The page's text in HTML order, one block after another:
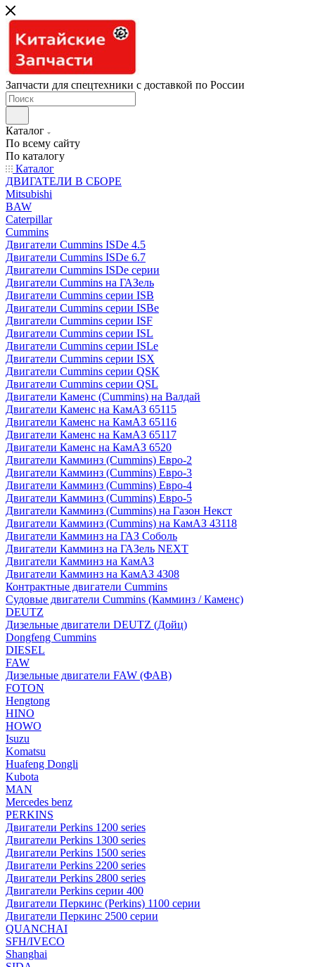
Запчасти для спецтехники с доставкой по России
Каталог
По всему сайту
По каталогу
Каталог
ДВИГАТЕЛИ В СБОРЕ
Mitsubishi
BAW
Caterpillar
Cummins
Двигатели Cummins ISDe 4.5
Двигатели Cummins ISDe 6.7
Двигатели Cummins ISDe серии
Двигатели Cummins на ГАЗель
Двигатели Cummins серии ISB
Двигатели Cummins серии ISBe
Двигатели Cummins серии ISF
Двигатели Cummins серии ISL
Двигатели Cummins серии ISLe
Двигатели Cummins серии ISX
Двигатели Cummins серии QSK
Двигатели Cummins серии QSL
Двигатели Каменс (Cummins) на Валдай
Двигатели Каменс на КамАЗ 65115
Двигатели Каменс на КамАЗ 65116
Двигатели Каменс на КамАЗ 65117
Двигатели Каменс на КамАЗ 6520
Двигатели Камминз (Cummins) Евро-2
Двигатели Камминз (Cummins) Евро-3
Двигатели Камминз (Cummins) Евро-4
Двигатели Камминз (Cummins) Евро-5
Двигатели Камминз (Cummins) на Газон Некст
Двигатели Камминз (Cummins) на КамАЗ 43118
Двигатели Камминз на ГАЗ Соболь
Двигатели Камминз на ГАЗель NEXT
Двигатели Камминз на КамАЗ
Двигатели Камминз на КамАЗ 4308
Контрактные двигатели Cummins
Судовые двигатели Cummins (Камминз / Каменс)
DEUTZ
Дизельные двигатели DEUTZ (Дойц)
Dongfeng Cummins
DIESEL
FAW
Дизельные двигатели FAW (ФАВ)
FOTON
Hengtong
HINO
HOWO
Isuzu
Komatsu
Huafeng Dongli
Kubota
MAN
Mercedes benz
PERKINS
Двигатели Perkins 1200 series
Двигатели Perkins 1300 series
Двигатели Perkins 1500 series
Двигатели Perkins 2200 series
Двигатели Perkins 2800 series
Двигатели Perkins серии 400
Двигатели Перкинс (Perkins) 1100 серии
Двигатели Перкинс 2500 серии
QUANCHAI
SFH/IVECO
Shanghai